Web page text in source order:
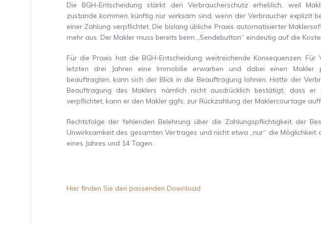
Die BGH-Entscheidung stärkt den Verbraucherschutz erheblich, weil
zustande kommen, künftig nur wirksam sind, wenn der Verbraucher explizit
einer Zahlung verpflichtet. Die bislang übliche Praxis automatisierter
mehr aus. Der Makler muss bereits beim „Sendebutton“ eindeutig auf die
Für die Praxis hat die BGH-Entscheidung weitreichende Konsequenzen. Für
letzten drei Jahren eine Immobilie erwarben und dabei einen Makler
beauftragten, kann sich der Blick in die Beauftragung lohnen. Hatte der
Beauftragung des Maklers nämlich nicht ausdrücklich bestätigt, dass
verpflichtet, kann er den Makler ggfs. zur Rückzahlung der Maklercourtage
Rechtsfolge der fehlenden Belehrung über die Zahlungspflichtigkeit der
Unwirksamkeit des gesamten Vertrages und nicht etwa „nur“ die Möglichkeit
eines Jahres und 14 Tagen.
Hier finden Sie den passenden Download